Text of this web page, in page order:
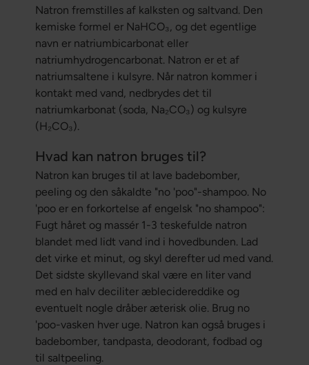
Natron fremstilles af kalksten og saltvand. Den
kemiske formel er NaHCO₃, og det egentlige
navn er natriumbicarbonat eller
natriumhydrogencarbonat. Natron er et af
natriumsaltene i kulsyre. Når natron kommer i
kontakt med vand, nedbrydes det til
natriumkarbonat (soda, Na₂CO₃) og kulsyre
(H₂CO₃).
Hvad kan natron bruges til?
Natron kan bruges til at lave badebomber,
peeling og den såkaldte "no 'poo"-shampoo. No
'poo er en forkortelse af engelsk "no shampoo":
Fugt håret og massér 1-3 teskefulde natron
blandet med lidt vand ind i hovedbunden. Lad
det virke et minut, og skyl derefter ud med vand.
Det sidste skyllevand skal være en liter vand
med en halv deciliter æblecidereddike og
eventuelt nogle dråber æterisk olie. Brug no
'poo-vasken hver uge. Natron kan også bruges i
badebomber, tandpasta, deodorant, fodbad og
til saltpeeling.